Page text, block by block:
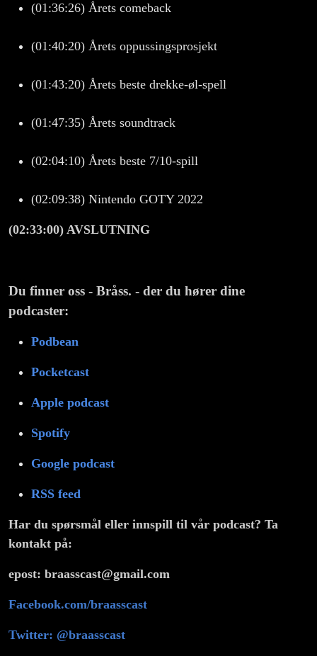
(01:36:26) Årets comeback
(01:40:20) Årets oppussingsprosjekt
(01:43:20) Årets beste drekke-øl-spell
(01:47:35) Årets soundtrack
(02:04:10) Årets beste 7/10-spill
(02:09:38) Nintendo GOTY 2022
(02:33:00) AVSLUTNING
Du finner oss - Bråss. - der du hører dine
podcaster:
Podbean
Pocketcast
Apple podcast
Spotify
Google podcast
RSS feed
Har du spørsmål eller innspill til vår podcast? Ta
kontakt på:
epost: braasscast@gmail.com
Facebook.com/braasscast
Twitter: @braasscast